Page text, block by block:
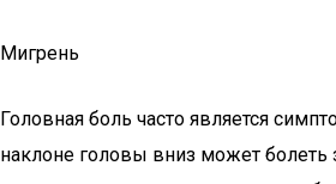
Мигрень
Головная боль часто является
наклоне головы вниз может болеть